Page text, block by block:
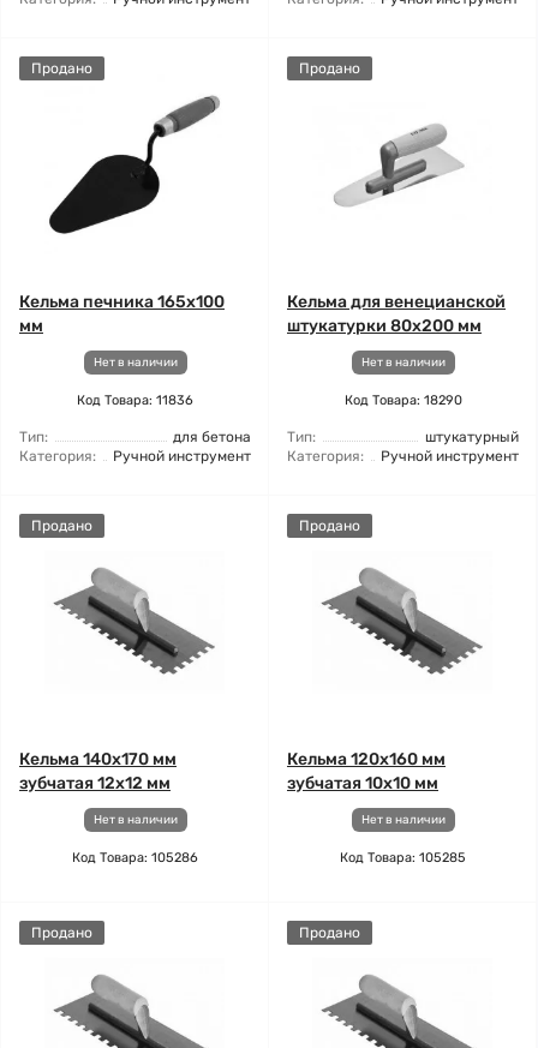
Продано
Кельма печника 165x100
мм
Нет в наличии
Код Товара: 11836
Тип:
для бетона
Категория:
Ручной инструмент
Продано
Кельма для венецианской
штукатурки 80x200 мм
Нет в наличии
Код Товара: 18290
Тип:
штукатурный
Категория:
Ручной инструмент
Продано
Кельма 140x170 мм
зубчатая 12х12 мм
Нет в наличии
Код Товара: 105286
Продано
Кельма 120x160 мм
зубчатая 10х10 мм
Нет в наличии
Код Товара: 105285
Продано Продано